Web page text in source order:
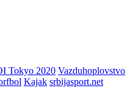
Tokyo 2020 Vazduhoplovstvo
Kajak srbijasport.net